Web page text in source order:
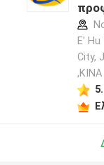
E'
City,
,ΚΙΝΑ